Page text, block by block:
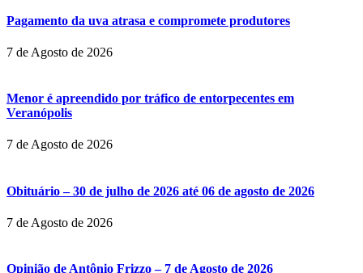
Pagamento da uva atrasa e compromete produtores
7 de Agosto de 2026
Menor é apreendido por tráfico de entorpecentes em
Veranópolis
7 de Agosto de 2026
Obituário – 30 de julho de 2026 até 06 de agosto de 2026
7 de Agosto de 2026
Opinião de Antônio Frizzo – 7 de Agosto de 2026